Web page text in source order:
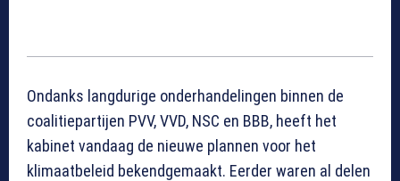
Ondanks langdurige onderhandelingen binnen de
coalitiepartijen PVV, VVD, NSC en BBB, heeft het
kabinet vandaag de nieuwe plannen voor het
klimaatbeleid bekendgemaakt. Eerder waren al delen